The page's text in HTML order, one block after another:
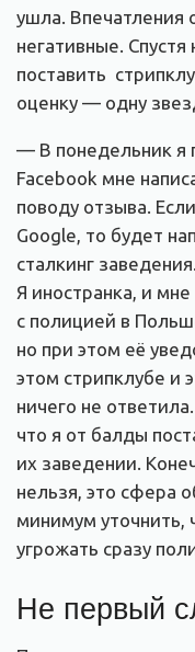
ушла. Впечатления
негативные.
поставить
оценку — одну
— В понедельник я
Facebook мне
поводу отзыва.
Google, то будет
сталкинг
Я иностранка, и
с полицией в
но при этом её
этом стрипклубе и
ничего не
что я от балды
их заведении.
нельзя, это сфера
минимум уточнить,
угрожать сразу
Не первый